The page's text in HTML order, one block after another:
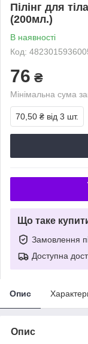
Пілінг для
(200мл.)
В наявності
Код:
76 ₴
Мінімальна сума
70,50 ₴ від 3 шт.
Що таке
Замовлення
Доступна
Опис
Опис